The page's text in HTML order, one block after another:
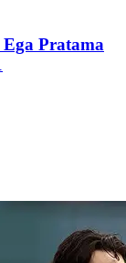
Pratama